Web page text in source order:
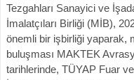
Tezgahları Sanayici ve
İmalatçıları Birliği (MİB),
önemli bir işbirliği yaparak,
buluşması MAKTEK
tarihlerinde, TÜYAP Fuar